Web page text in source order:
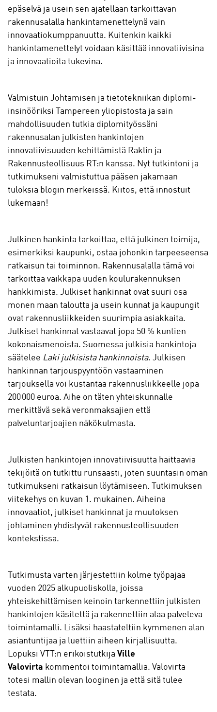
epäselvä ja usein sen ajatellaan tarkoittavan
rakennusalalla hankintamenettelynä vain
innovaatiokumppanuutta. Kuitenkin kaikki
hankintamenettelyt voidaan käsittää innovatiivisina
ja innovaatioita tukevina.
Valmistuin Johtamisen ja tietotekniikan diplomi-
insinööriksi Tampereen yliopistosta ja sain
mahdollisuuden tutkia diplomityössäni
rakennusalan julkisten hankintojen
innovatiivisuuden kehittämistä Raklin ja
Rakennusteollisuus RT:n kanssa. Nyt tutkintoni ja
tutkimukseni valmistuttua pääsen jakamaan
tuloksia blogin merkeissä. Kiitos, että innostuit
lukemaan!
Julkinen hankinta tarkoittaa, että julkinen toimija,
esimerkiksi kaupunki, ostaa johonkin tarpeeseensa
ratkaisun tai toiminnon. Rakennusalalla tämä voi
tarkoittaa vaikkapa uuden koulurakennuksen
hankkimista. Julkiset hankinnat ovat suuri osa
monen maan taloutta ja usein kunnat ja kaupungit
ovat rakennusliikkeiden suurimpia asiakkaita.
Julkiset hankinnat vastaavat jopa 50 % kuntien
kokonaismenoista. Suomessa julkisia hankintoja
säätelee Laki julkisista hankinnoista. Julkisen
hankinnan tarjouspyyntöön vastaaminen
tarjouksella voi kustantaa rakennusliikkeelle jopa
200 000 euroa. Aihe on täten yhteiskunnalle
merkittävä sekä veronmaksajien että
palveluntarjoajien näkökulmasta.
Julkisten hankintojen innovatiivisuutta haittaavia
tekijöitä on tutkittu runsaasti, joten suuntasin oman
tutkimukseni ratkaisun löytämiseen. Tutkimuksen
viitekehys on kuvan 1. mukainen. Aiheina
innovaatiot, julkiset hankinnat ja muutoksen
johtaminen yhdistyvät rakennusteollisuuden
kontekstissa.
Tutkimusta varten järjestettiin kolme työpajaa
vuoden 2025 alkupuoliskolla, joissa
yhteiskehittämisen keinoin tarkennettiin julkisten
hankintojen käsitettä ja rakennettiin alaa palveleva
toimintamalli. Lisäksi haastateltiin kymmenen alan
asiantuntijaa ja luettiin aiheen kirjallisuutta.
Lopuksi VTT:n erikoistutkija Ville
Valovirta kommentoi toimintamallia. Valovirta
totesi mallin olevan looginen ja että sitä tulee
testata.